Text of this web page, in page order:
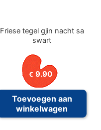
Friese tegel gjin nacht sa
swart
€ 9.90
Toevoegen aan
winkelwagen